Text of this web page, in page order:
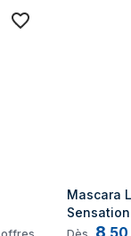
Mascara
#marron
8